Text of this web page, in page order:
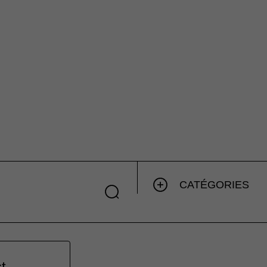
CATÉGORIES